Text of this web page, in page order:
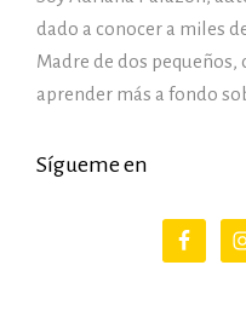
dado a conocer a miles
Madre de dos pequeños,
aprender más a fondo
Sígueme en